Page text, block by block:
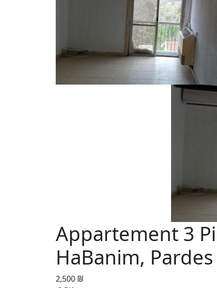
Appartement 3
HaBanim,
2,500 ₪